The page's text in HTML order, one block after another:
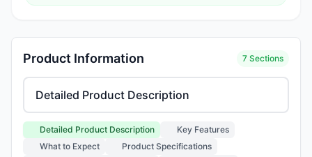
Product Information 7 Sections
Select product information section
Detailed Product Description
Key Features
What to Expect
Product Specifications